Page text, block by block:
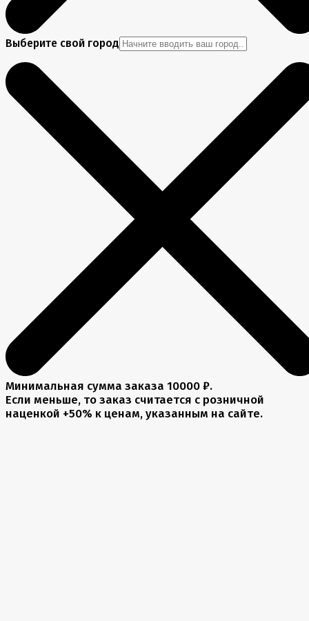
Выберите свой город
Минимальная сумма заказа 10000 ₽.
Если меньше, то заказ считается с розничной
наценкой +50% к ценам, указанным на сайте.